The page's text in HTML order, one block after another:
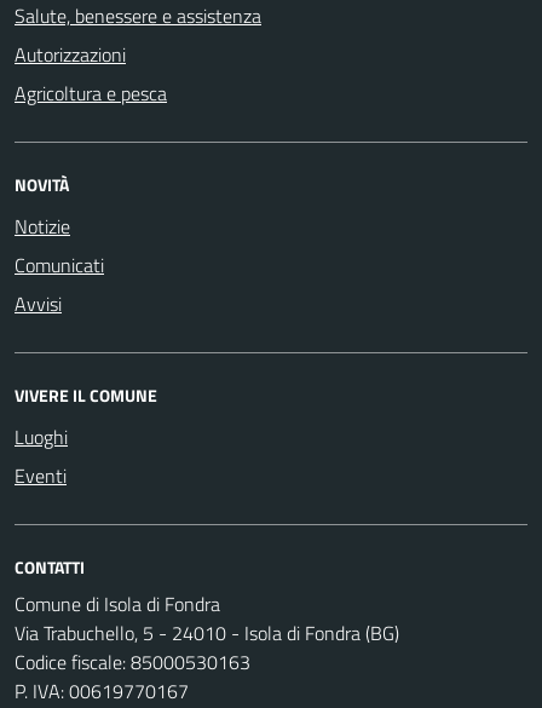
Salute, benessere e assistenza
Autorizzazioni
Agricoltura e pesca
NOVITÀ
Notizie
Comunicati
Avvisi
VIVERE IL COMUNE
Luoghi
Eventi
CONTATTI
Comune di Isola di Fondra
Via Trabuchello, 5 - 24010 - Isola di Fondra (BG)
Codice fiscale: 85000530163
P. IVA: 00619770167